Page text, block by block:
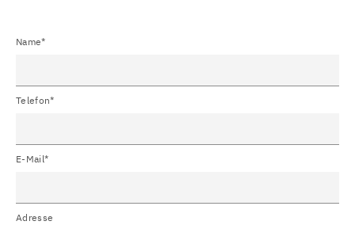
Name*
Telefon*
E-Mail*
Adresse